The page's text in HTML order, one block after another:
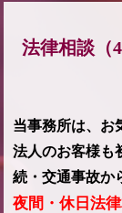
法律相談（
当事務所は、お
法人のお客様も
続・交通事故か
夜間・休日法